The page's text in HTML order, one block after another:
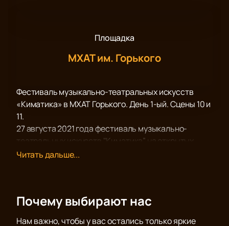
Площадка
МХАТ им. Горького
Фестиваль музыкально-театральных искусств
«Киматика» в МХАТ Горького. День 1-ый. Сцены 10 и
11.
27 августа 2021 года фестиваль музыкально-
театральных искусств "Киматика” на открытых
сценах МХАТ имени Горького состоится не только
«Я поэт", - рассказывает Трейя: "Пишу стихи, после
Читать дальше...
Почему выбирают нас
Нам важно, чтобы у вас остались только яркие